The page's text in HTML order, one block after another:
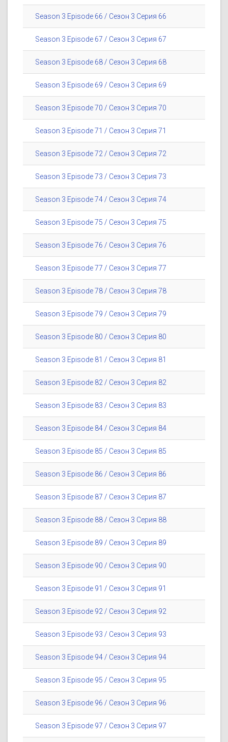
Season 3 Episode 66 / Сезон 3 Серия 66
Season 3 Episode 67 / Сезон 3 Серия 67
Season 3 Episode 68 / Сезон 3 Серия 68
Season 3 Episode 69 / Сезон 3 Серия 69
Season 3 Episode 70 / Сезон 3 Серия 70
Season 3 Episode 71 / Сезон 3 Серия 71
Season 3 Episode 72 / Сезон 3 Серия 72
Season 3 Episode 73 / Сезон 3 Серия 73
Season 3 Episode 74 / Сезон 3 Серия 74
Season 3 Episode 75 / Сезон 3 Серия 75
Season 3 Episode 76 / Сезон 3 Серия 76
Season 3 Episode 77 / Сезон 3 Серия 77
Season 3 Episode 78 / Сезон 3 Серия 78
Season 3 Episode 79 / Сезон 3 Серия 79
Season 3 Episode 80 / Сезон 3 Серия 80
Season 3 Episode 81 / Сезон 3 Серия 81
Season 3 Episode 82 / Сезон 3 Серия 82
Season 3 Episode 83 / Сезон 3 Серия 83
Season 3 Episode 84 / Сезон 3 Серия 84
Season 3 Episode 85 / Сезон 3 Серия 85
Season 3 Episode 86 / Сезон 3 Серия 86
Season 3 Episode 87 / Сезон 3 Серия 87
Season 3 Episode 88 / Сезон 3 Серия 88
Season 3 Episode 89 / Сезон 3 Серия 89
Season 3 Episode 90 / Сезон 3 Серия 90
Season 3 Episode 91 / Сезон 3 Серия 91
Season 3 Episode 92 / Сезон 3 Серия 92
Season 3 Episode 93 / Сезон 3 Серия 93
Season 3 Episode 94 / Сезон 3 Серия 94
Season 3 Episode 95 / Сезон 3 Серия 95
Season 3 Episode 96 / Сезон 3 Серия 96
Season 3 Episode 97 / Сезон 3 Серия 97